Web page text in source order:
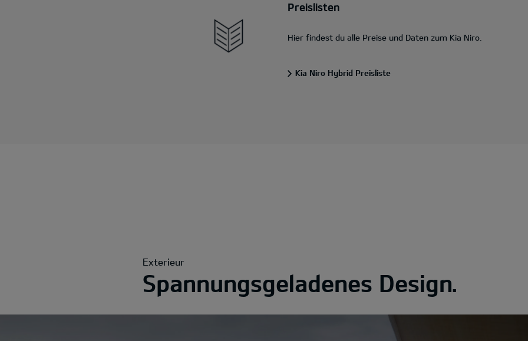
Preislisten
Hier findest du alle Preise und Daten zum Kia Niro.
Kia Niro Hybrid Preisliste
Exterieur
Spannungsgeladenes Design.